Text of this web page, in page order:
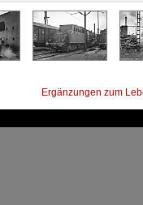
Ergänzungen zum